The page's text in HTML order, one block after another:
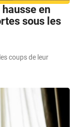
en
sous les
coups de leur